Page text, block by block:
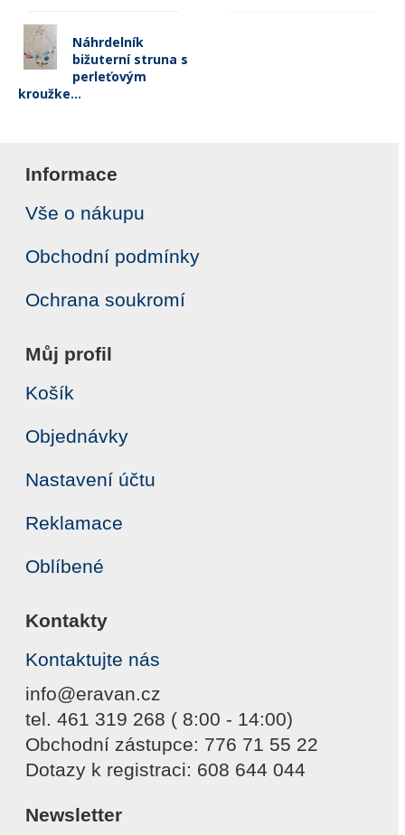
Náhrdelník
bižuterní struna s
perleťovým
kroužke...
Informace
Vše o nákupu
Obchodní podmínky
Ochrana soukromí
Můj profil
Košík
Objednávky
Nastavení účtu
Reklamace
Oblíbené
Kontakty
Kontaktujte nás
info@eravan.cz
tel. 461 319 268 ( 8:00 - 14:00)
Obchodní zástupce: 776 71 55 22
Dotazy k registraci: 608 644 044
Newsletter